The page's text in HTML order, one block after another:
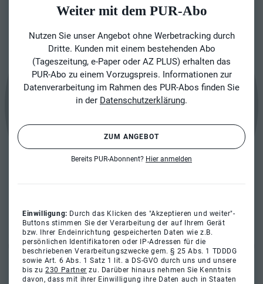
Weiter mit dem PUR-Abo
Nutzen Sie unser Angebot ohne Werbetracking durch
Dritte. Kunden mit einem bestehenden Abo
(Tageszeitung, e-Paper oder AZ PLUS) erhalten das
PUR-Abo zu einem Vorzugspreis. Informationen zur
Datenverarbeitung im Rahmen des PUR-Abos finden Sie
in der Datenschutzerklärung.
ZUM ANGEBOT
Bereits PUR-Abonnent? Hier anmelden
Einwilligung: Durch das Klicken des "Akzeptieren und weiter"-
Buttons stimmen Sie der Verarbeitung der auf Ihrem Gerät
bzw. Ihrer Endeinrichtung gespeicherten Daten wie z.B.
persönlichen Identifikatoren oder IP-Adressen für die
beschriebenen Verarbeitungszwecke gem. § 25 Abs. 1 TDDDG
sowie Art. 6 Abs. 1 Satz 1 lit. a DS-GVO durch uns und unsere
bis zu230 Partner zu. Darüber hinaus nehmen Sie Kenntnis
davon, dass mit ihrer Einwilligung ihre Daten auch in Staaten